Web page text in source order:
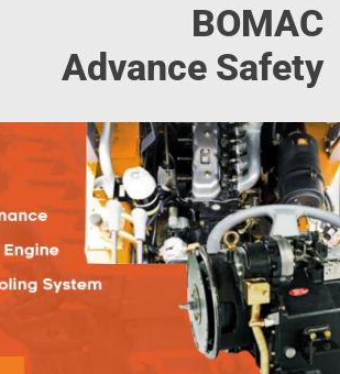
BOMAC
Advance Safety